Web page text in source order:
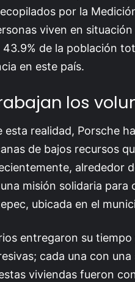
por la
viven en
de la población
en este país.
los
esta realidad, Porsche
de bajos recursos
alrededor
misión solidaria
ubicada en el
entregaron su
cada una con
viviendas fueron